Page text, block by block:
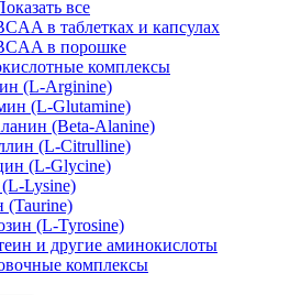
все
в таблетках и капсулах
в порошке
комплексы
(L-Arginine)
(L-Glutamine)
(Beta-Alanine)
(L-Citrulline)
(L-Glycine)
Lysine)
(Taurine)
(L-Tyrosine)
и другие аминокислоты
комплексы